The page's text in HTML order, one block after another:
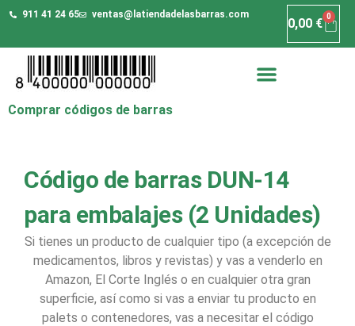
911 41 24 65 ventas@latiendadelasbarras.com
0,00 € 0
Comprar códigos de barras
Código de barras DUN-14
para embalajes (2 Unidades)
Si tienes un producto de cualquier tipo (a excepción de
medicamentos, libros y revistas) y vas a venderlo en
Amazon, El Corte Inglés o en cualquier otra gran
superficie, así como si vas a enviar tu producto en
palets o contenedores, vas a necesitar el código